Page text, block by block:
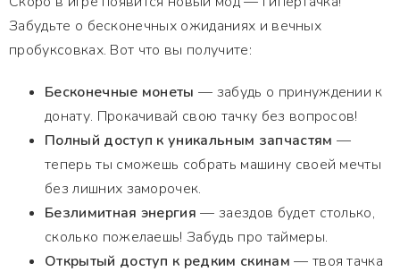
Забудьте о бесконечных ожиданиях и вечных
пробуксовках. Вот что вы получите:
Бесконечные монеты — забудь о принуждении к
донату. Прокачивай свою тачку без вопросов!
Полный доступ к уникальным запчастям —
теперь ты сможешь собрать машину своей мечты
без лишних заморочек.
Безлимитная энергия — заездов будет столько,
сколько пожелаешь! Забудь про таймеры.
Открытый доступ к редким скинам — твоя тачка